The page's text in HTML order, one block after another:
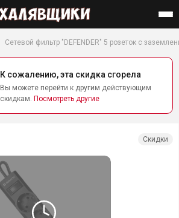
Найти
Сетевой фильтр "DEFENDER" 5 розеток с
К сожалению, эта скидка сгорела
Вы можете перейти к другим действующим
скидкам. Посмотреть другие
Скидки